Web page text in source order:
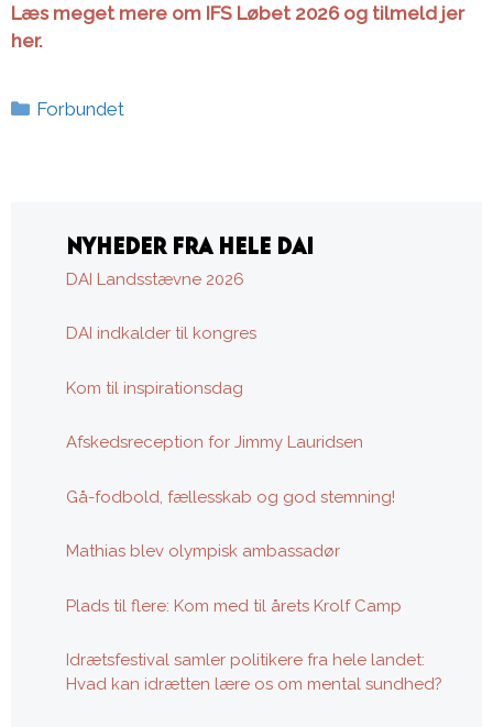
Læs meget mere om IFS Løbet 2026 og tilmeld jer
her.
Kategorier
Forbundet
NYHEDER FRA HELE DAI
DAI Landsstævne 2026
DAI indkalder til kongres
Kom til inspirationsdag
Afskedsreception for Jimmy Lauridsen
Gå-fodbold, fællesskab og god stemning!
Mathias blev olympisk ambassadør
Plads til flere: Kom med til årets Krolf Camp
Idrætsfestival samler politikere fra hele landet:
Hvad kan idrætten lære os om mental sundhed?